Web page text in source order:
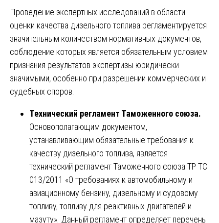
Проведение экспертных исследований в области
оценки качества дизельного топлива регламентируется
значительным количеством нормативных документов,
соблюдение которых является обязательным условием
признания результатов экспертизы юридически
значимыми, особенно при разрешении коммерческих и
судебных споров.
Технический регламент Таможенного союза.
Основополагающим документом,
устанавливающим обязательные требования к
качеству дизельного топлива, является
технический регламент Таможенного союза ТР ТС
013/2011 «О требованиях к автомобильному и
авиационному бензину, дизельному и судовому
топливу, топливу для реактивных двигателей и
мазуту». Данный регламент определяет перечень